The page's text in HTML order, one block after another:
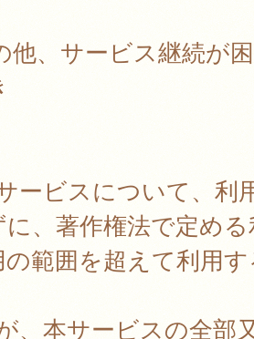
サービス継続が困
ビスについて、利
、著作権法で定め
範囲を超えて利用
本サービスの全部